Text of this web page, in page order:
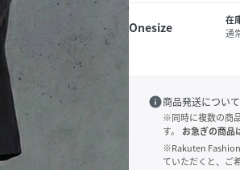
Onesize
在
通
info商品発送につい
※同時に複数の商
す。
お急ぎの商品
※Rakuten Fashion
ていただくと、ご